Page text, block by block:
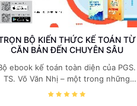
BỘ KIẾN THỨC KẾ TOÁN TỪ
CĂN BẢN ĐẾN CHUYÊN SÂU
ebook kế toán toàn diện của PGS.
TS. Võ Văn Nhị – một trong những
chuyên gia hàng đầu, giàu kinh